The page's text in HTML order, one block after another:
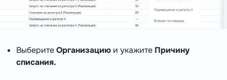
ВыберитеОрганизацию и укажите Причину
списания.